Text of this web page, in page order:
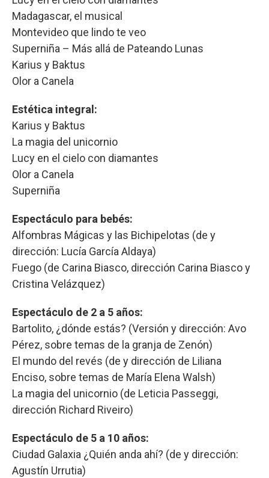
Madagascar, el musical
Montevideo que lindo te veo
Superniña – Más allá de Pateando Lunas
Karius y Baktus
Olor a Canela
Estética integral:
Karius y Baktus
La magia del unicornio
Lucy en el cielo con diamantes
Olor a Canela
Superniña
Espectáculo para bebés:
Alfombras Mágicas y las Bichipelotas (de y
dirección: Lucía García Aldaya)
Fuego (de Carina Biasco, dirección Carina Biasco y
Cristina Velázquez)
Espectáculo de 2 a 5 años:
Bartolito, ¿dónde estás? (Versión y dirección: Avo
Pérez, sobre temas de la granja de Zenón)
El mundo del revés (de y dirección de Liliana
Enciso, sobre temas de María Elena Walsh)
La magia del unicornio (de Leticia Passeggi,
dirección Richard Riveiro)
Espectáculo de 5 a 10 años:
Ciudad Galaxia ¿Quién anda ahí? (de y dirección:
Agustín Urrutia)